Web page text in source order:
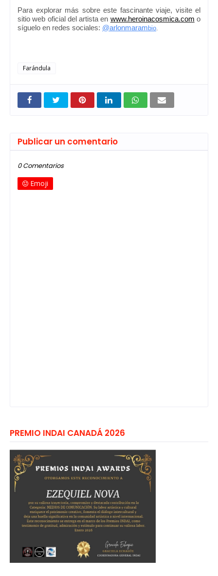
Para explorar más sobre este fascinante viaje, visite el
sitio web oficial del artista en www.heroinacosmica.com o
síguelo en redes sociales: @arlonmaram bio
Farándula
Publicar un comentario
0 Comentarios
Emoji
PREMIO INDAI CANADÁ 2026